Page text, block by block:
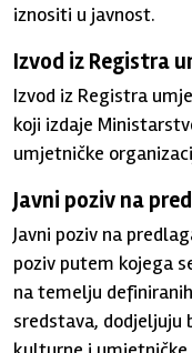
iznositi u javnost.
Izvod iz Registra
Izvod iz Registra
koji izdaje
umjetničke
Javni poziv na
Javni poziv na
poziv putem kojega
na temelju
sredstava, dodjeljuju